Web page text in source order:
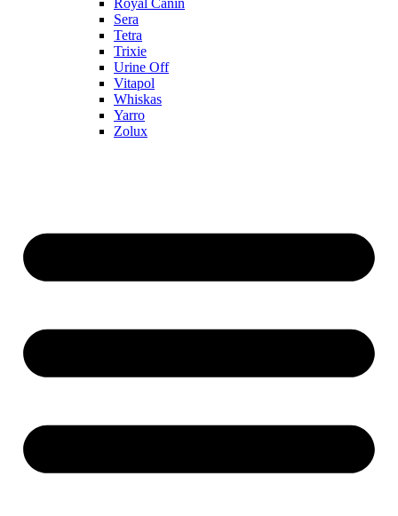
Royal Canin
Sera
Tetra
Trixie
Urine Off
Vitapol
Whiskas
Yarro
Zolux